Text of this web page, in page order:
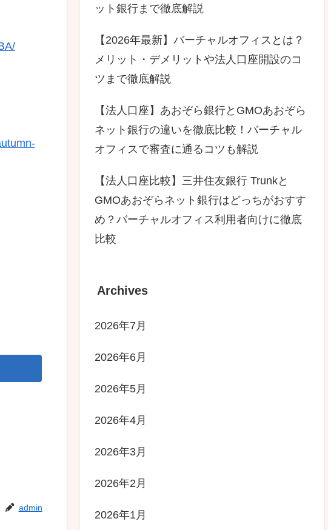
admin
ット銀行まで徹底解説
【2026年最新】バーチャルオフィスとは？
メリット・デメリットや法人口座開設のコ
ツまで徹底解説
【法人口座】あおぞら銀行とGMOあおぞら
ネット銀行の違いを徹底比較！バーチャル
オフィスで審査に通るコツも解説
【法人口座比較】三井住友銀行 Trunkと
GMOあおぞらネット銀行はどっちがおすす
め？バーチャルオフィス利用者向けに徹底
比較
Archives
2026年7月
2026年6月
2026年5月
2026年4月
2026年3月
2026年2月
2026年1月